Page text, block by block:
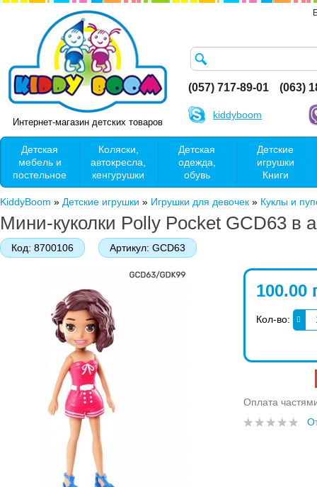
Интернет-магазин детских товаров
(057) 717-89-01 (063)
kiddyboom
Детская
мебель и
постельное
Коляски,
автокресла,
кенгурушки
Детская
одежда,
обувь
Детские
игрушки
Книги
KiddyBoom » Детские игрушки » Игрушки для девочек » Куклы и
Мини-куколки Polly Pocket GCD63 в
Код: 8700106 Артикул: GCD63
100.00
Кол-во:
Оплата